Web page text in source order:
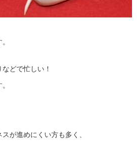
どで忙しい！
が進めにくい方も多く、